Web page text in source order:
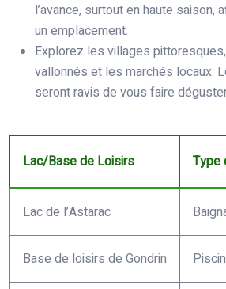
l’avance, surtout en haute saison,
un emplacement.
Explorez les villages
vallonnés et les marchés locaux.
seront ravis de vous faire
Lac/Base de Loisirs Type
Lac de l’Astarac
Base de loisirs de Gondrin